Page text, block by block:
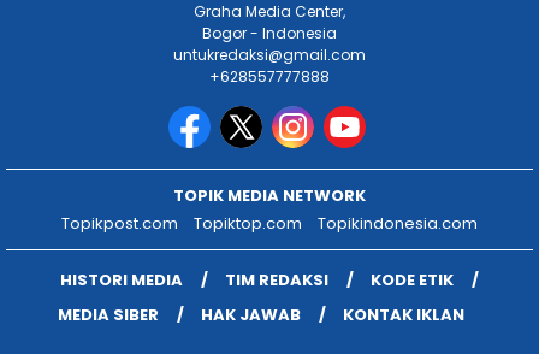
Graha Media Center,
Bogor - Indonesia
untukredaksi@gmail.com
+628557777888
TOPIK MEDIA NETWORK
Topikpost.com
Topiktop.com Topikindonesia.com
HISTORI MEDIA TIM REDAKSI
KODE ETIK
MEDIA SIBER
HAK JAWAB KONTAK IKLAN